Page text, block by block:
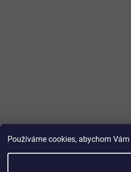
Používáme cookies, abychom